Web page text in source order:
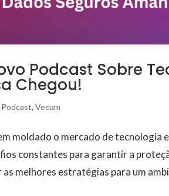
Podcast Sobre
Chegou!
Podcast,Veeam
moldado o mercado de tecnologia
constantes para garantir a
melhores estratégias para um